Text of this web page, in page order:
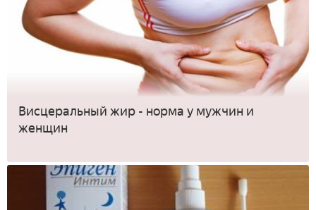
Висцеральный жир - норма у мужчин и
женщин